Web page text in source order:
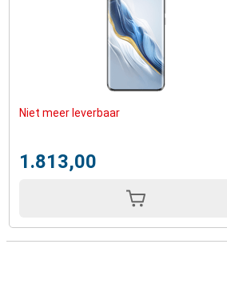
Niet meer leverbaar
1.813,00